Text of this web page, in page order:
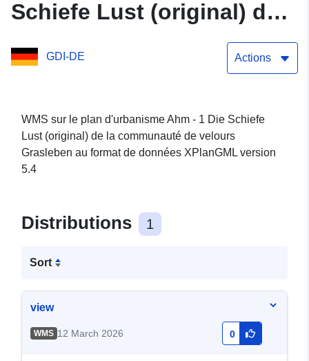
Schiefe Lust (original) de
la communauté de velours
Grasleben
GDI-DE Actions
WMS sur le plan d'urbanisme Ahm - 1 Die Schiefe
Lust (original) de la communauté de velours
Grasleben au format de données XPlanGML version
5.4
Distributions 1
Sort
view
WMS 12 March 2026 0